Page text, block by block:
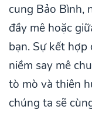
cung Bảo Bình,
đầy mê hoặc
bạn. Sự kết
niềm say mê
tò mò và thiên
chúng ta sẽ